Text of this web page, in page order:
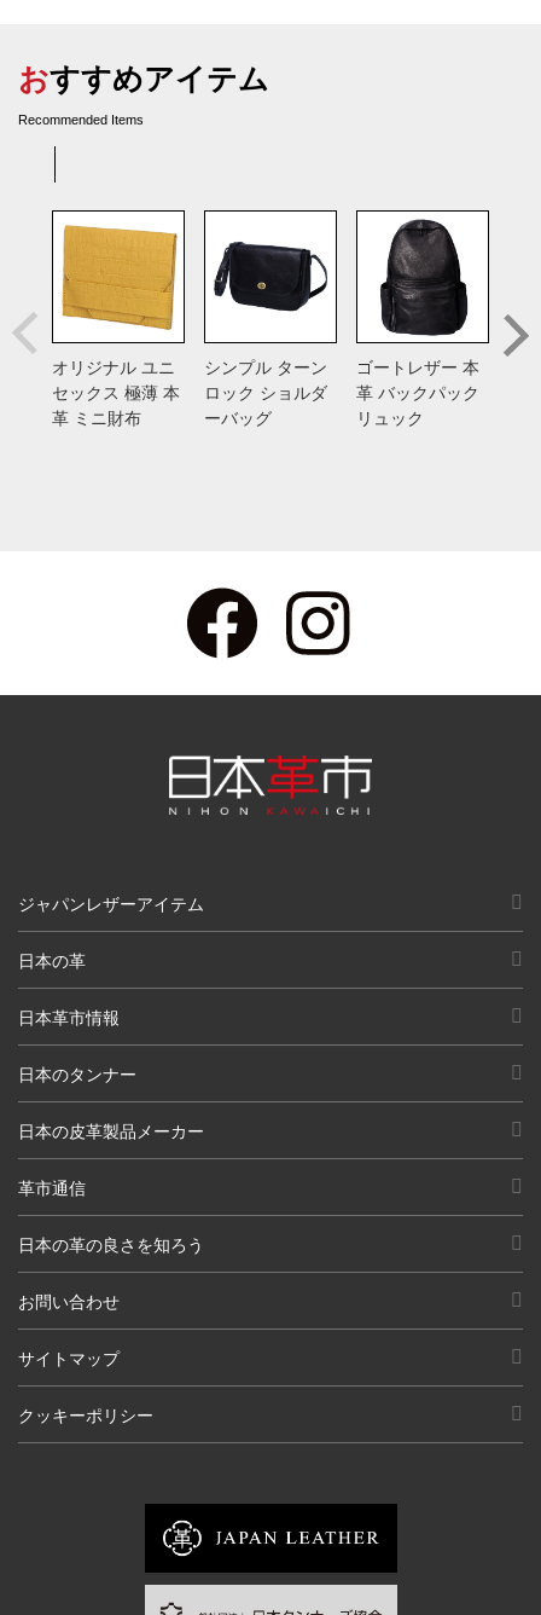
おすすめアイテム
Recommended Items
オリジナル ユニ
セックス 極薄 本
革 ミニ財布
シンプル ターン
ロック ショルダ
ーバッグ
ゴートレザー 本
革 バックパック
リュック
ジャパンレザーアイテム
日本の革
日本革市情報
日本のタンナー
日本の皮革製品メーカー
革市通信
日本の革の良さを知ろう
お問い合わせ
サイトマップ
クッキーポリシー